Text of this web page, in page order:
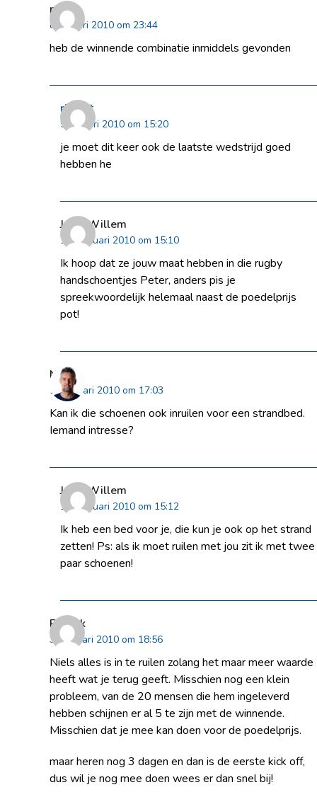
peter
8 januari 2010 om 23:44
heb de winnende combinatie inmiddels gevonden
rikkert
9 januari 2010 om 15:20
je moet dit keer ook de laatste wedstrijd goed
hebben he
Jaap-Willem
12 februari 2010 om 15:10
Ik hoop dat ze jouw maat hebben in die rugby
handschoentjes Peter, anders pis je
spreekwoordelijk helemaal naast de poedelprijs
pot!
Niels
12 januari 2010 om 17:03
Kan ik die schoenen ook inruilen voor een strandbed.
Iemand intresse?
Jaap-Willem
12 februari 2010 om 15:12
Ik heb een bed voor je, die kun je ook op het strand
zetten! Ps: als ik moet ruilen met jou zit ik met twee
paar schoenen!
Patrick
3 februari 2010 om 18:56
Niels alles is in te ruilen zolang het maar meer waarde
heeft wat je terug geeft. Misschien nog een klein
probleem, van de 20 mensen die hem ingeleverd
hebben schijnen er al 5 te zijn met de winnende.
Misschien dat je mee kan doen voor de poedelprijs.
maar heren nog 3 dagen en dan is de eerste kick off,
dus wil je nog mee doen wees er dan snel bij!